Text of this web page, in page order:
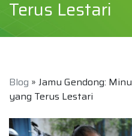
Terus Lestari
Blog » Jamu Gendong:
yang Terus Lestari